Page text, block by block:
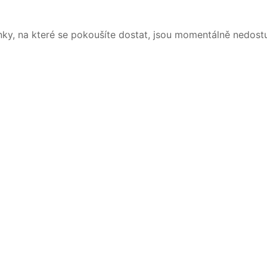
na které se pokoušíte dostat, jsou momentálně